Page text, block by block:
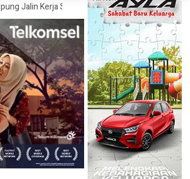
Sama untuk Meningkatkan Kualitas Pendidikan